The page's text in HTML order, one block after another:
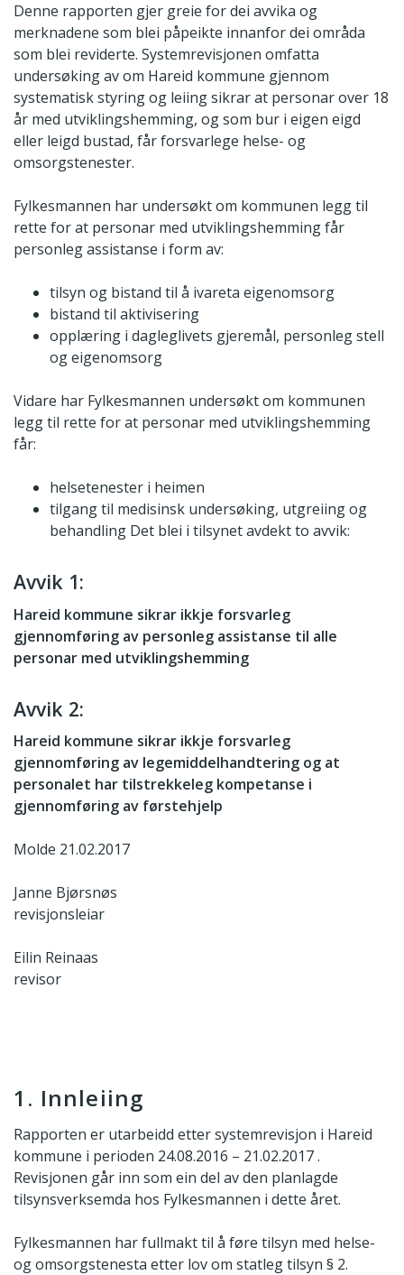
Denne rapporten gjer greie for dei avvika og
merknadene som blei påpeikte innanfor dei områda
som blei reviderte. Systemrevisjonen omfatta
undersøking av om Hareid kommune gjennom
systematisk styring og leiing sikrar at personar over 18
år med utviklingshemming, og som bur i eigen eigd
eller leigd bustad, får forsvarlege helse- og
omsorgstenester.
Fylkesmannen har undersøkt om kommunen legg til
rette for at personar med utviklingshemming får
personleg assistanse i form av:
tilsyn og bistand til å ivareta eigenomsorg
bistand til aktivisering
opplæring i dagleglivets gjeremål, personleg stell
og eigenomsorg
Vidare har Fylkesmannen undersøkt om kommunen
legg til rette for at personar med utviklingshemming
får:
helsetenester i heimen
tilgang til medisinsk undersøking, utgreiing og
behandling Det blei i tilsynet avdekt to avvik:
Avvik 1:
Hareid kommune sikrar ikkje forsvarleg
gjennomføring av personleg assistanse til alle
personar med utviklingshemming
Avvik 2:
Hareid kommune sikrar ikkje forsvarleg
gjennomføring av legemiddelhandtering og at
personalet har tilstrekkeleg kompetanse i
gjennomføring av førstehjelp
Molde 21.02.2017
Janne Bjørsnøs
revisjonsleiar
Eilin Reinaas
revisor
1. Innleiing
Rapporten er utarbeidd etter systemrevisjon i Hareid
kommune i perioden 24.08.2016 – 21.02.2017 .
Revisjonen går inn som ein del av den planlagde
tilsynsverksemda hos Fylkesmannen i dette året.
Fylkesmannen har fullmakt til å føre tilsyn med helse-
og omsorgstenesta etter lov om statleg tilsyn § 2.